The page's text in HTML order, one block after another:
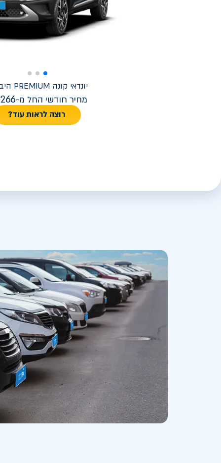
יונדאי קונה PREMIUM היברידי
מחיר חודשי החל מ-
רוצה לראות עוד?